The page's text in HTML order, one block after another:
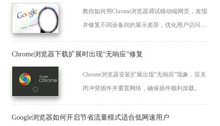
教你如何用Chrome浏览器调试移动端网页，发现
并修复不同设备间的展示差异，优化用户访问体
Chrome浏览器下载扩展时出现“无响应”修复
Chrome浏览器安装扩展出现“无响应”现象，应关
闭冲突插件并重置网络，确保插件顺利加载。
Google浏览器如何开启节省流量模式适合低网速用户